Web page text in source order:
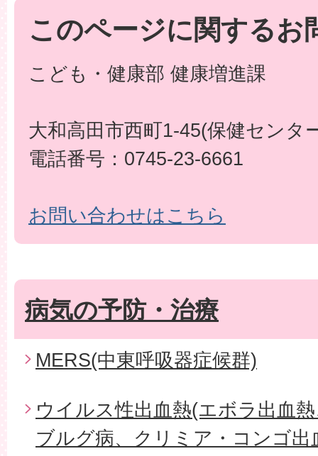
このページに関するお
こども・健康部 健康増進課
大和高田市西町1-45(保健センタ
電話番号：0745-23-6661
お問い合わせはこちら
病気の予防・治療
MERS(中東呼吸器症候群)
ウイルス性出血熱(エボラ出血
ブルグ病、クリミア・コンゴ出